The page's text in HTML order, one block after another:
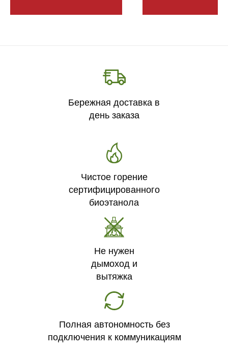
Бережная доставка в
день заказа
Чистое горение
сертифицированного
биоэтанола
Не нужен
дымоход и
вытяжка
Полная автономность без
подключения к коммуникациям